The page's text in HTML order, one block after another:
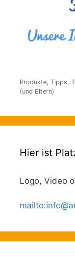
Produkte, Tipps,
(und Eltern)
Hier ist
Logo, Video
mailto: